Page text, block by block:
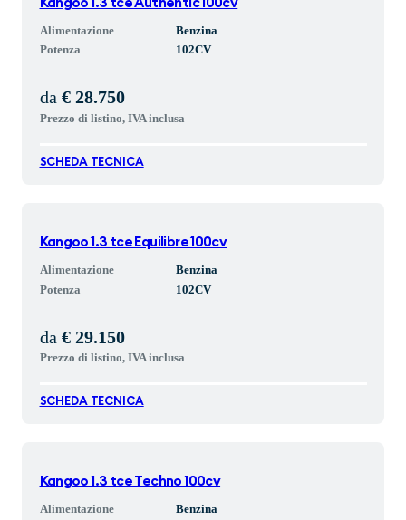
Kangoo 1.3 tce Authentic 100cv
Alimentazione
Benzina
Potenza
102CV
da € 28.750
Prezzo di listino, IVA inclusa
SCHEDA TECNICA
Kangoo 1.3 tce Equilibre 100cv
Alimentazione
Benzina
Potenza
102CV
da € 29.150
Prezzo di listino, IVA inclusa
SCHEDA TECNICA
Kangoo 1.3 tce Techno 100cv
Alimentazione
Benzina